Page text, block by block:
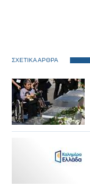
ΣΧΕΤΙΚΑ ΑΡΘΡΑ